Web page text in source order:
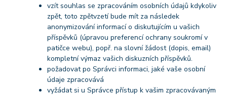
vzít souhlas se zpracováním osobních údajů kdykoliv
zpět, toto zpětvzetí bude mít za následek
anonymizování informací o diskutujícím u vašich
příspěvků (úpravou preferencí ochrany soukromí v
patičce webu), popř. na slovní žádost (dopis, email)
kompletní výmaz vašich diskuzních příspěvků.
požadovat po Správci informaci, jaké vaše osobní
údaje zpracovává
vyžádat si u Správce přístup k vašim zpracovávaným